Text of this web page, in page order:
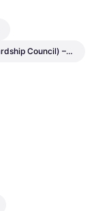
Producten Met Het Label: FSC (Forest Stewardship Council) – Certificeringen Door Derden Bedden En Matrassen